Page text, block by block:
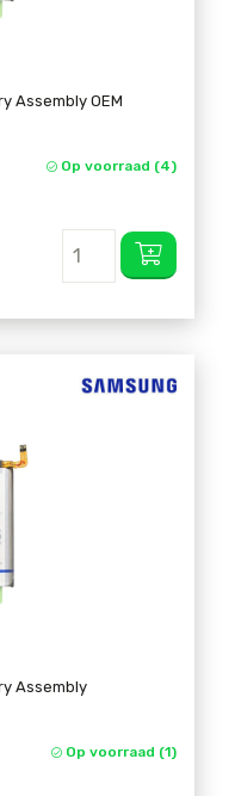
Assembly OEM
Op voorraad (4)
Assembly
Op voorraad (1)